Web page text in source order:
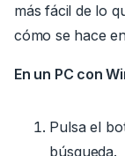
más fácil de lo
cómo se hace
En un PC con
Pulsa el
búsqueda.